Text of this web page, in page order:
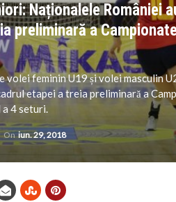
Naționalele României
preliminară a
volei feminin U19 și volei masculin
etapei a treia preliminară a
a 4 seturi.
Oniun. 29, 2018